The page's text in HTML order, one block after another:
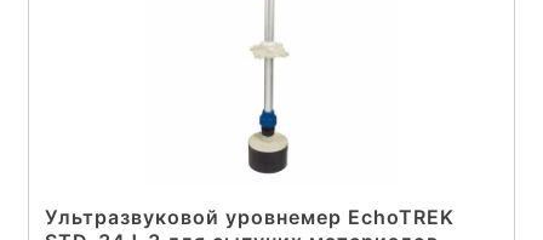
Ультразвуковой уровнемер EchoTREK